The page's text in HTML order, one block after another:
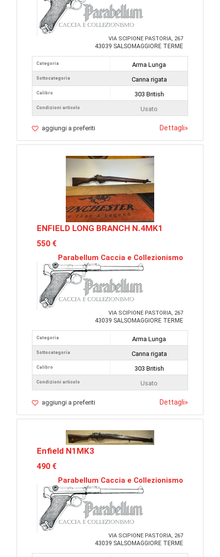
VIA SCIPIONE PASTORIA, 267
43039 SALSOMAGGIORE TERME
Categoria
Sottocategoria
Calibro
Condizioni articolo
Arma Lunga
Canna rigata
303 British
Usato
aggiungi a preferiti Dettagli»
ENFIELD LONG BRANCH N.4MK1
550 €
Parabellum Caccia e Collezionismo
VIA SCIPIONE PASTORIA, 267
43039 SALSOMAGGIORE TERME
Categoria
Sottocategoria
Calibro
Condizioni articolo
Arma Lunga
Canna rigata
303 British
Usato
aggiungi a preferiti Dettagli»
Enfield N1MK3
490 €
Parabellum Caccia e Collezionismo
VIA SCIPIONE PASTORIA, 267
43039 SALSOMAGGIORE TERME